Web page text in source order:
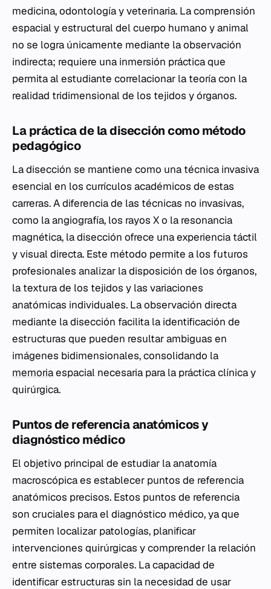
medicina, odontología y veterinaria. La comprensión
espacial y estructural del cuerpo humano y animal
no se logra únicamente mediante la observación
indirecta; requiere una inmersión práctica que
permita al estudiante correlacionar la teoría con la
realidad tridimensional de los tejidos y órganos.
La práctica de la disección como método
pedagógico
La disección se mantiene como una técnica invasiva
esencial en los currículos académicos de estas
carreras. A diferencia de las técnicas no invasivas,
como la angiografía, los rayos X o la resonancia
magnética, la disección ofrece una experiencia táctil
y visual directa. Este método permite a los futuros
profesionales analizar la disposición de los órganos,
la textura de los tejidos y las variaciones
anatómicas individuales. La observación directa
mediante la disección facilita la identificación de
estructuras que pueden resultar ambiguas en
imágenes bidimensionales, consolidando la
memoriaespacial necesaria para la práctica clínica y
quirúrgica.
Puntos de referencia anatómicos y
diagnóstico médico
El objetivo principal de estudiar la anatomía
macroscópica es establecer puntos de referencia
anatómicos precisos. Estos puntos de referencia
son cruciales para el diagnóstico médico, ya que
permiten localizar patologías, planificar
intervenciones quirúrgicas y comprender la relación
entre sistemas corporales. La capacidad de
identificar estructuras sin la necesidad de usar